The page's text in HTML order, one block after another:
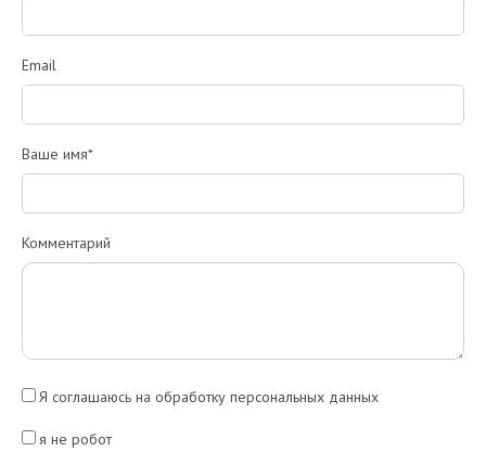
Email
Ваше имя*
Комментарий
Я соглашаюсь на обработку персональных данных
я не робот